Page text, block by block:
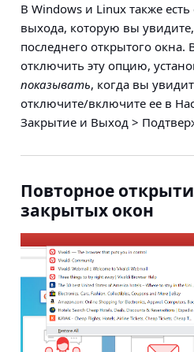
В Windows и Linux также
выхода, которую вы
последнего открытого окна.
отключить эту опцию,
показывать, когда вы
отключите/включите ее в
Закрытие и Выход >
Повторное
закрытых окон